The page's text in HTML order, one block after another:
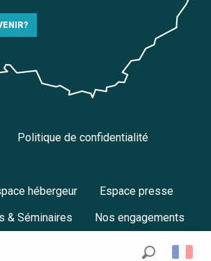
Politique de confidentialité
hébergeur Espace presse
& Séminaires Nos engagements